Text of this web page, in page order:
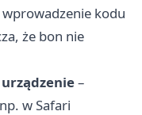
kodu
że bon nie
–
w Safari